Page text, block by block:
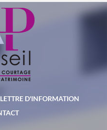
D'INFORMATION